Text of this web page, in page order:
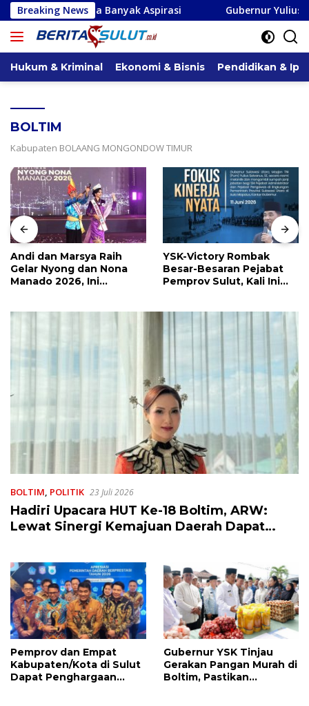
Langsung
ke
konten
Breaking News
Banyak Aspirasi Gubernur Yulius Geser Femmy
Hukum & Kriminal Ekonomi & Bisnis Pendidikan &
BOLTIM
Kabupaten BOLAANG MONGONDOW TIMUR
Andi dan Marsya Raih
Gelar Nyong dan Nona
Manado 2026, Ini
YSK-Victory Rombak
Besar-Besaran Pejabat
Pemprov Sulut, Kali Ini
BOLTIM, POLITIK 23 Juli 2026
Hadiri Upacara HUT Ke-18 Boltim, ARW:
Lewat Sinergi Kemajuan Daerah Dapat
Pemprov dan Empat
Kabupaten/Kota di Sulut
Dapat Penghargaan
Gubernur YSK Tinjau
Gerakan Pangan Murah di
Boltim, Pastikan